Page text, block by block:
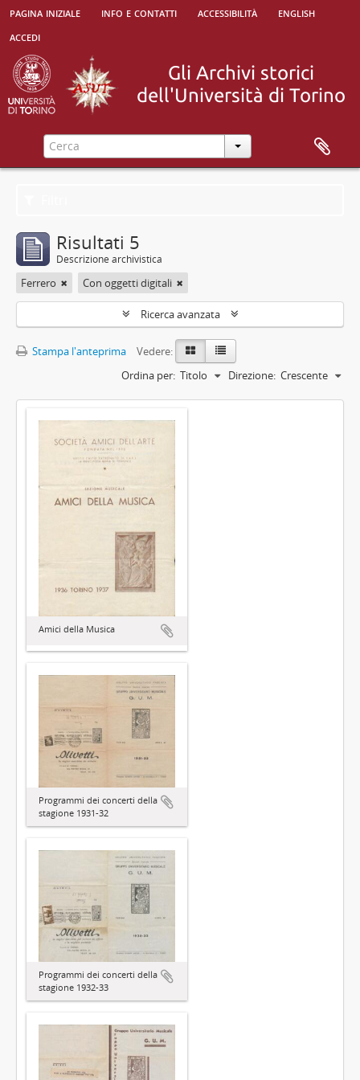
pagina iniziale info e contatti accessibilità
english
accedi
Risultati 5
Descrizione archivistica
Ferrero Con oggetti digitali
Ricerca avanzata
Stampa l'anteprima
Vedere:
Ordina per: Titolo Direzione: Crescente
Amici della Musica
Programmi dei concerti della
stagione 1931-32
Programmi dei concerti della
stagione 1932-33